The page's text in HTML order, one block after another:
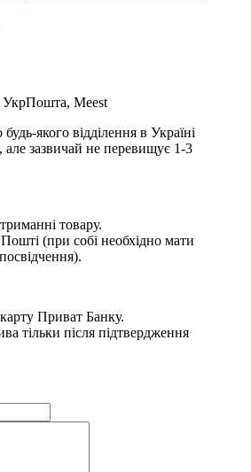
Meest
якого відділення в Україні
але зазвичай не перевищує 1-3
товару.
(при собі необхідно мати
Приват Банку.
тільки після підтвердження